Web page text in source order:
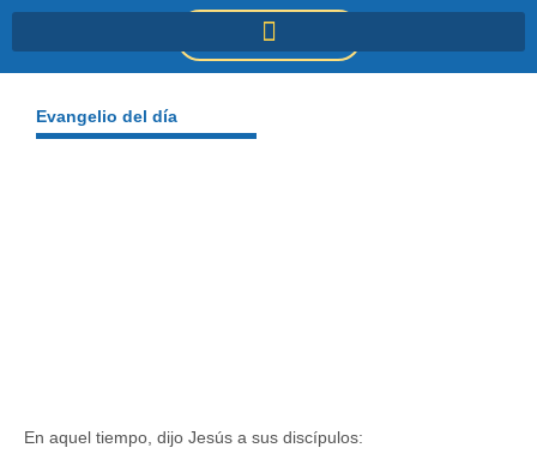
DONACIONES
Evangelio del día
En aquel tiempo, dijo Jesús a sus discípulos: